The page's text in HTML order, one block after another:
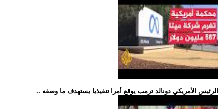
.. الرئيس الأمريكي دونالد ترمب يوقع أمرا تنفيذيا يستهدف ما وصفه